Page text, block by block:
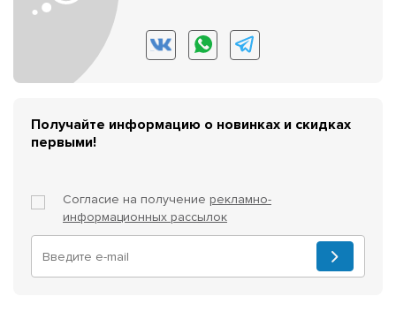
Получайте информацию о новинках и скидках
первыми!
Согласие на получение рекламно-
информационных рассылок